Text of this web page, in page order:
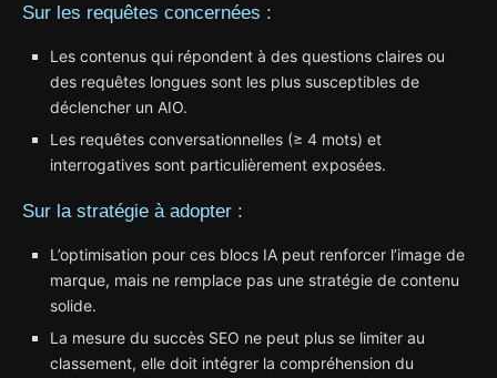
Sur les requêtes concernées :
Les contenus qui répondent à des questions claires ou
des requêtes longues sont les plus susceptibles de
déclencher un AIO.
Les requêtes conversationnelles (≥ 4 mots) et
interrogatives sont particulièrement exposées.
Sur la stratégie à adopter :
L’optimisation pour ces blocs IA peut renforcer l’image de
marque, mais ne remplace pas une stratégie de contenu
solide.
La mesure du succès SEO ne peut plus se limiter au
classement, elle doit intégrer la compréhension du